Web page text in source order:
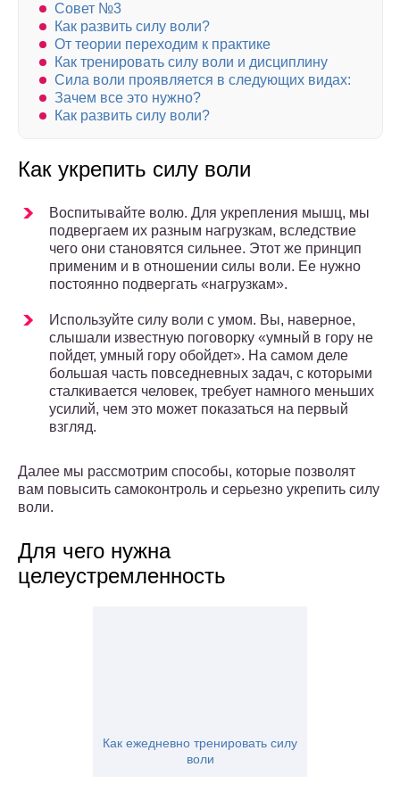
Совет №3
Как развить силу воли?
От теории переходим к практике
Как тренировать силу воли и дисциплину
Сила воли проявляется в следующих видах:
Зачем все это нужно?
Как развить силу воли?
Как укрепить силу воли
Воспитывайте волю. Для укрепления мышц, мы
подвергаем их разным нагрузкам, вследствие
чего они становятся сильнее. Этот же принцип
применим и в отношении силы воли. Ее нужно
постоянно подвергать «нагрузкам».
Используйте силу воли с умом. Вы, наверное,
слышали известную поговорку «умный в гору не
пойдет, умный гору обойдет». На самом деле
большая часть повседневных задач, с которыми
сталкивается человек, требует намного меньших
усилий, чем это может показаться на первый
взгляд.
Далее мы рассмотрим способы, которые позволят
вам повысить самоконтроль и серьезно укрепить силу
воли.
Для чего нужна
целеустремленность
Как ежедневно тренировать силу
воли